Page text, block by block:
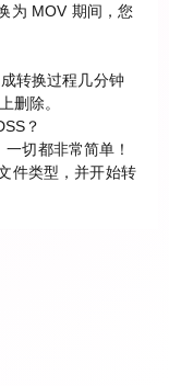
为 MOV 期间，您
转换过程几分钟
删除。
？
切都非常简单！
件类型，并开始转